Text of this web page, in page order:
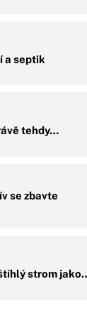
a septik
tehdy…
se zbavte
strom